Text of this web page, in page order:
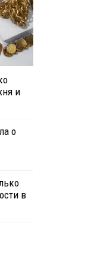
и
о
в